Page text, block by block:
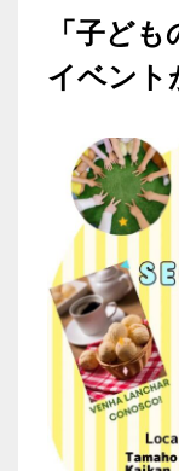
「子ど
イベント